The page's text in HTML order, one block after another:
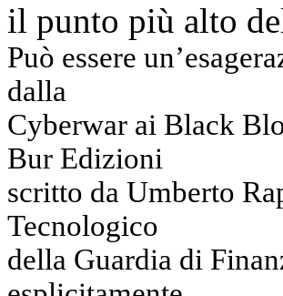
il punto più alto
Può essere
dalla
Cyberwar ai Black
Bur Edizioni
scritto da Umberto
Tecnologico
della Guardia di